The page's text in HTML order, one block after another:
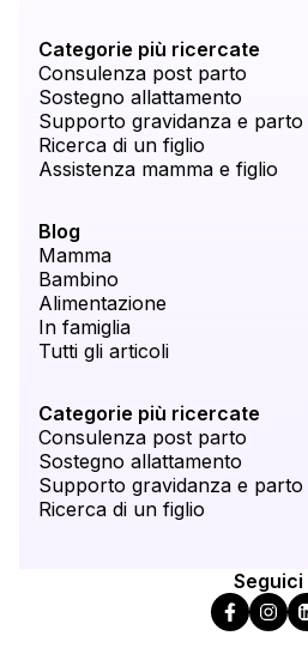
Categorie più ricercate
Consulenza post parto
Sostegno allattamento
Supporto gravidanza e parto
Ricerca di un figlio
Assistenza mamma e figlio
Blog
Mamma
Bambino
Alimentazione
In famiglia
Tutti gli articoli
Categorie più ricercate
Consulenza post parto
Sostegno allattamento
Supporto gravidanza e parto
Ricerca di un figlio
Seguici